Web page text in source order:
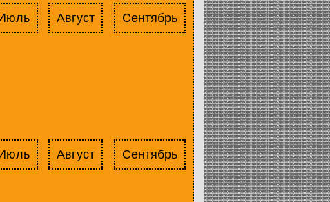
Август Сентябрь
Август Сентябрь